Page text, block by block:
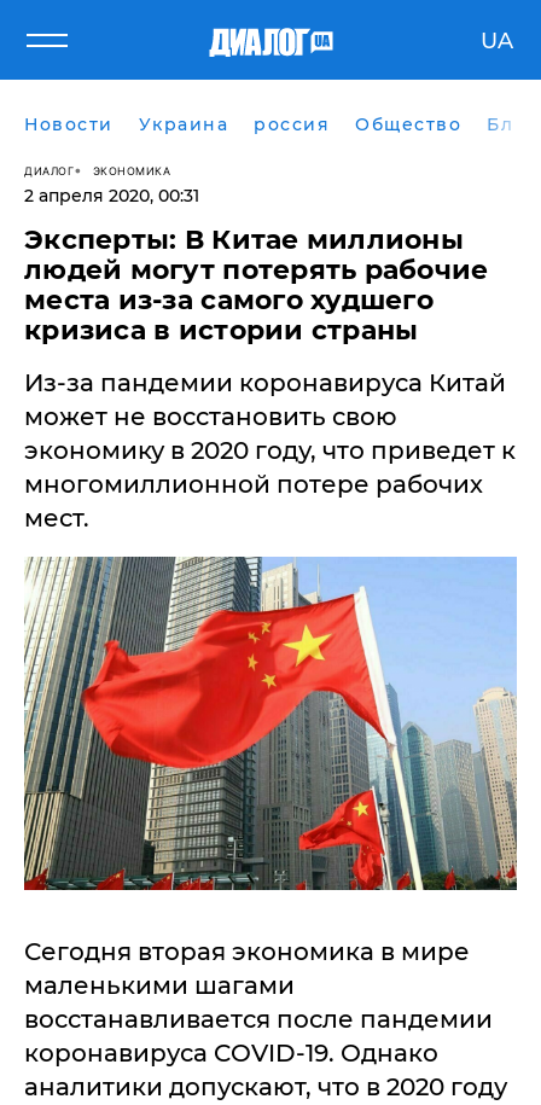
UA
Новости Украина россия Общество
ДИАЛОГ ЭКОНОМИКА
2 апреля 2020, 00:31
Эксперты: В Китае миллионы
людей могут потерять рабочие
места из-за самого худшего
кризиса в истории страны
Из-за пандемии коронавируса Китай
может не восстановить свою
экономику в 2020 году, что приведет к
многомиллионной потере рабочих
мест.
Сегодня вторая экономика в мире
маленькими шагами
восстанавливается после пандемии
коронавируса COVID-19. Однако
аналитики допускают, что в 2020 году